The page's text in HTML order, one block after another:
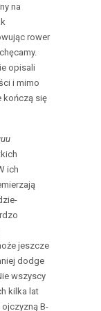
na
rower
opisali
i mimo
kończą się
ich
jeszcze
dodge
wszyscy
kilka lat
ojczyzną B-